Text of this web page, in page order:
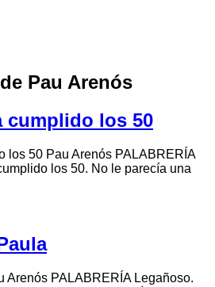
Pau Arenós
cumplido los 50
los 50 Pau Arenós PALABRERÍA
los 50. No le parecía una
Arenós PALABRERÍA Legañoso.